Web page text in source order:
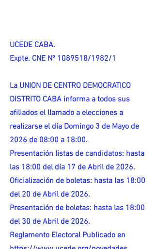
UCEDE CABA.
Expte. CNE Nº 1089518/1982/1
La UNION DE CENTRO DEMOCRATICO
DISTRITO CABA informa a todos sus
afiliados el llamado a elecciones a
realizarse el día Domingo 3 de Mayo de
2026 de 08:00 a 18:00.
Presentación listas de candidatos: hasta
las 18:00 del día 17 de Abril de 2026.
Oficialización de boletas: hasta las 18:00
del 20 de Abril de 2026.
Presentación de boletas: hasta las 18:00
del 30 de Abril de 2026.
Reglamento Electoral Publicado en